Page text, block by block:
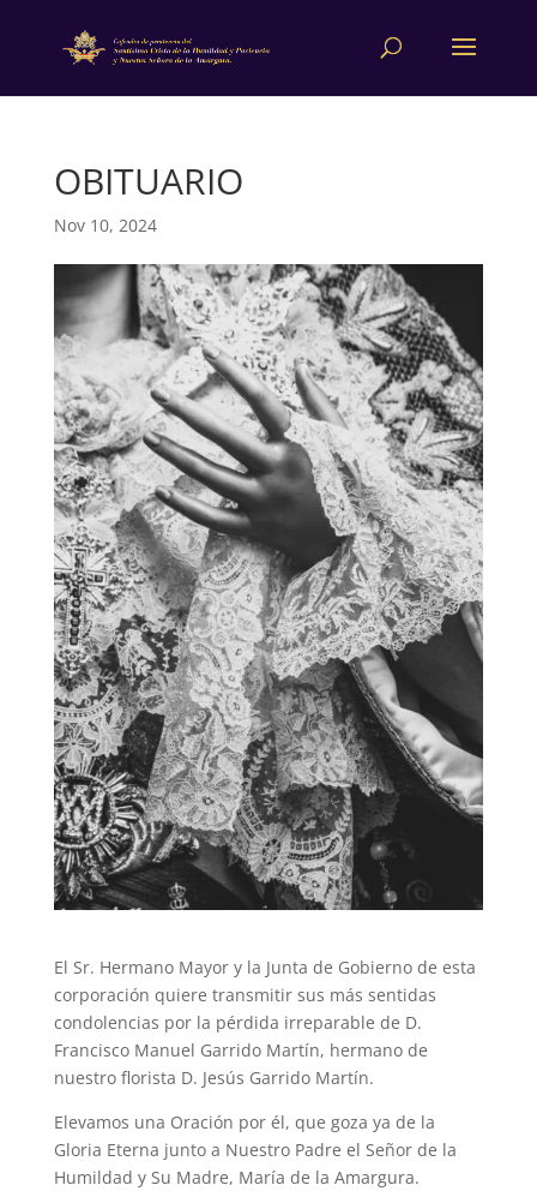
OBITUARIO
Nov 10, 2024
El Sr. Hermano Mayor y la Junta de Gobierno de esta
corporación quiere transmitir sus más sentidas
condolencias por la pérdida irreparable de D.
Francisco Manuel Garrido Martín, hermano de
nuestro florista D. Jesús Garrido Martín.
Elevamos una Oración por él, que goza ya de la
Gloria Eterna junto a Nuestro Padre el Señor de la
Humildad y Su Madre, María de la Amargura.